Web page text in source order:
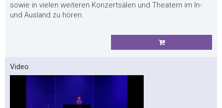
sowie in vielen weiteren Konzertsälen und Theatern im In-
und Ausland zu hören.
Video